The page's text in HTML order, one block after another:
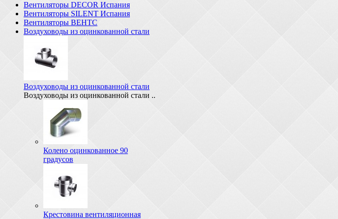
Вентиляторы DECOR Испания
Вентиляторы SILENT Испания
Вентиляторы ВЕНТС
Воздуховоды из оцинкованной стали
Воздуховоды из оцинкованной стали
Воздуховоды из оцинкованной стали ..
Колено оцинкованное 90
градусов
Крестовина вентиляционная